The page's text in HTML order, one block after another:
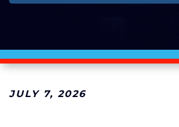
JULY 7, 2026